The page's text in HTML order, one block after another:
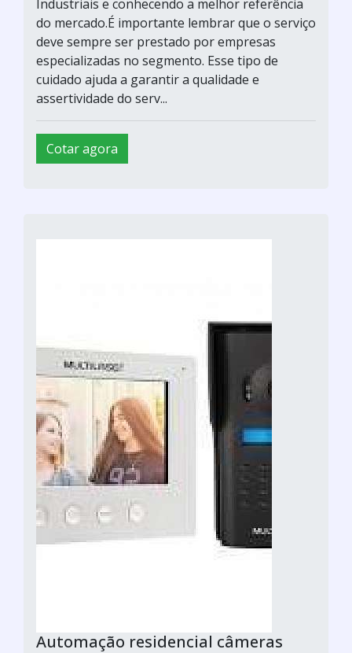
Industriais e conhecendo a melhor referência
do mercado.É importante lembrar que o serviço
deve sempre ser prestado por empresas
especializadas no segmento. Esse tipo de
cuidado ajuda a garantir a qualidade e
assertividade do serv...
Cotar agora
Automação residencial câmeras